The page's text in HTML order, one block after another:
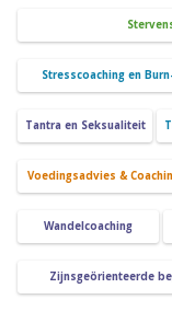
Stresscoaching en
Tantra en Seksualiteit
Voedingsadvies &
Wandelcoaching
Zijnsgeörienteerde